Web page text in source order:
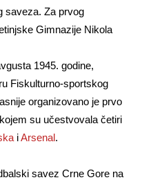
saveza. Za prvog
Gimnazije Nikola
1945. godine,
Fiskulturno-sportskog
organizovano je prvo
su učestvovala četiri
iArsenal.
savez Crne Gore na